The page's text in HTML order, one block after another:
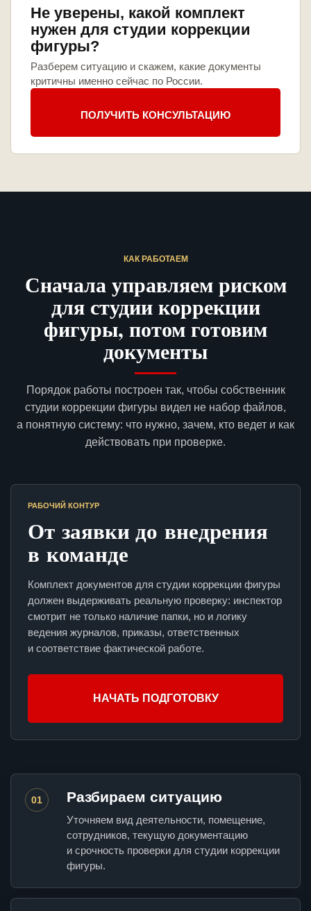
Не уверены, какой комплект
нужен для студии коррекции
фигуры?
Разберем ситуацию и скажем, какие документы
критичны именно сейчас по России.
ПОЛУЧИТЬ КОНСУЛЬТАЦИЮ
КАК РАБОТАЕМ
Сначала управляем риском
для студии коррекции
фигуры, потом готовим
документы
Порядок работы построен так, чтобы собственник
студии коррекции фигуры видел не набор файлов,
а понятную систему: что нужно, зачем, кто ведет и как
действовать при проверке.
РАБОЧИЙ КОНТУР
От заявки до внедрения
в команде
Комплект документов для студии коррекции фигуры
должен выдерживать реальную проверку: инспектор
смотрит не только наличие папки, но и логику
ведения журналов, приказы, ответственных
и соответствие фактической работе.
НАЧАТЬ ПОДГОТОВКУ
01 Разбираем ситуацию
Уточняем вид деятельности, помещение,
сотрудников, текущую документацию
и срочность проверки для студии коррекции
фигуры.